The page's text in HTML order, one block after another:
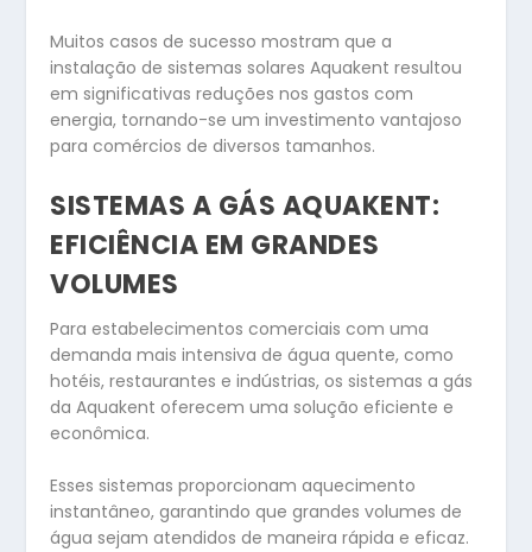
Muitos casos de sucesso mostram que a
instalação de sistemas solares Aquakent resultou
em significativas reduções nos gastos com
energia, tornando-se um investimento vantajoso
para comércios de diversos tamanhos.
SISTEMAS A GÁS AQUAKENT:
EFICIÊNCIA EM GRANDES
VOLUMES
Para estabelecimentos comerciais com uma
demanda mais intensiva de água quente, como
hotéis, restaurantes e indústrias, os sistemas a gás
da Aquakent oferecem uma solução eficiente e
econômica.
Esses sistemas proporcionam aquecimento
instantâneo, garantindo que grandes volumes de
água sejam atendidos de maneira rápida e eficaz.